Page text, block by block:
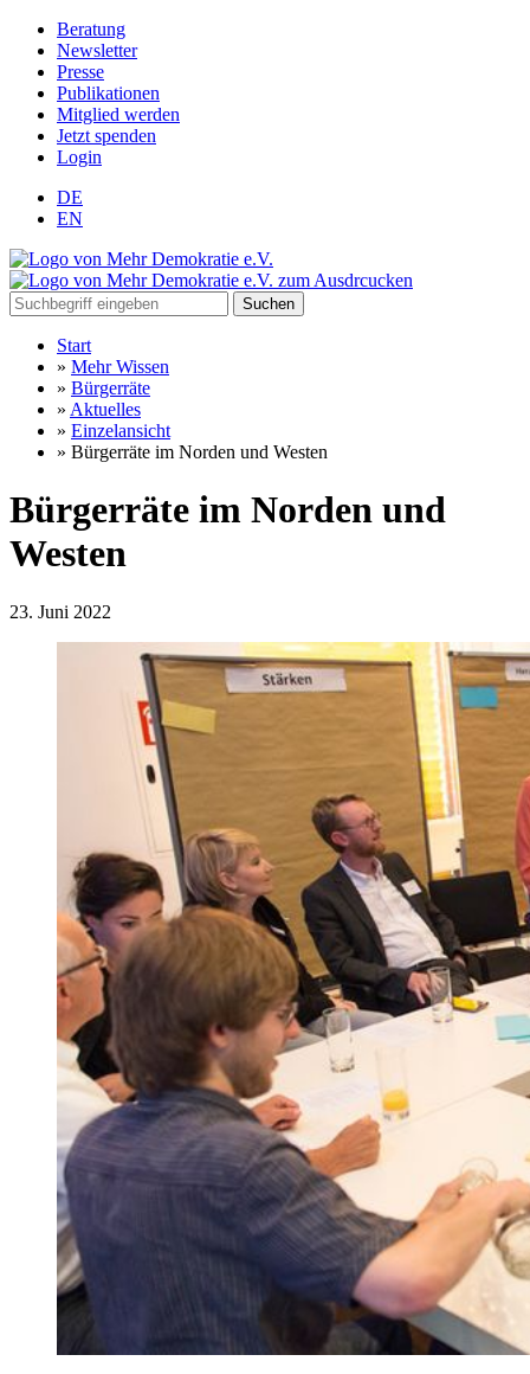
Beratung
Newsletter
Presse
Publikationen
Mitglied werden
Jetzt spenden
Login
DE
EN
Suchen
Start
» Mehr Wissen
» Bürgerräte
» Aktuelles
» Einzelansicht
» Bürgerräte im Norden und Westen
Bürgerräte im Norden und
Westen
23. Juni 2022